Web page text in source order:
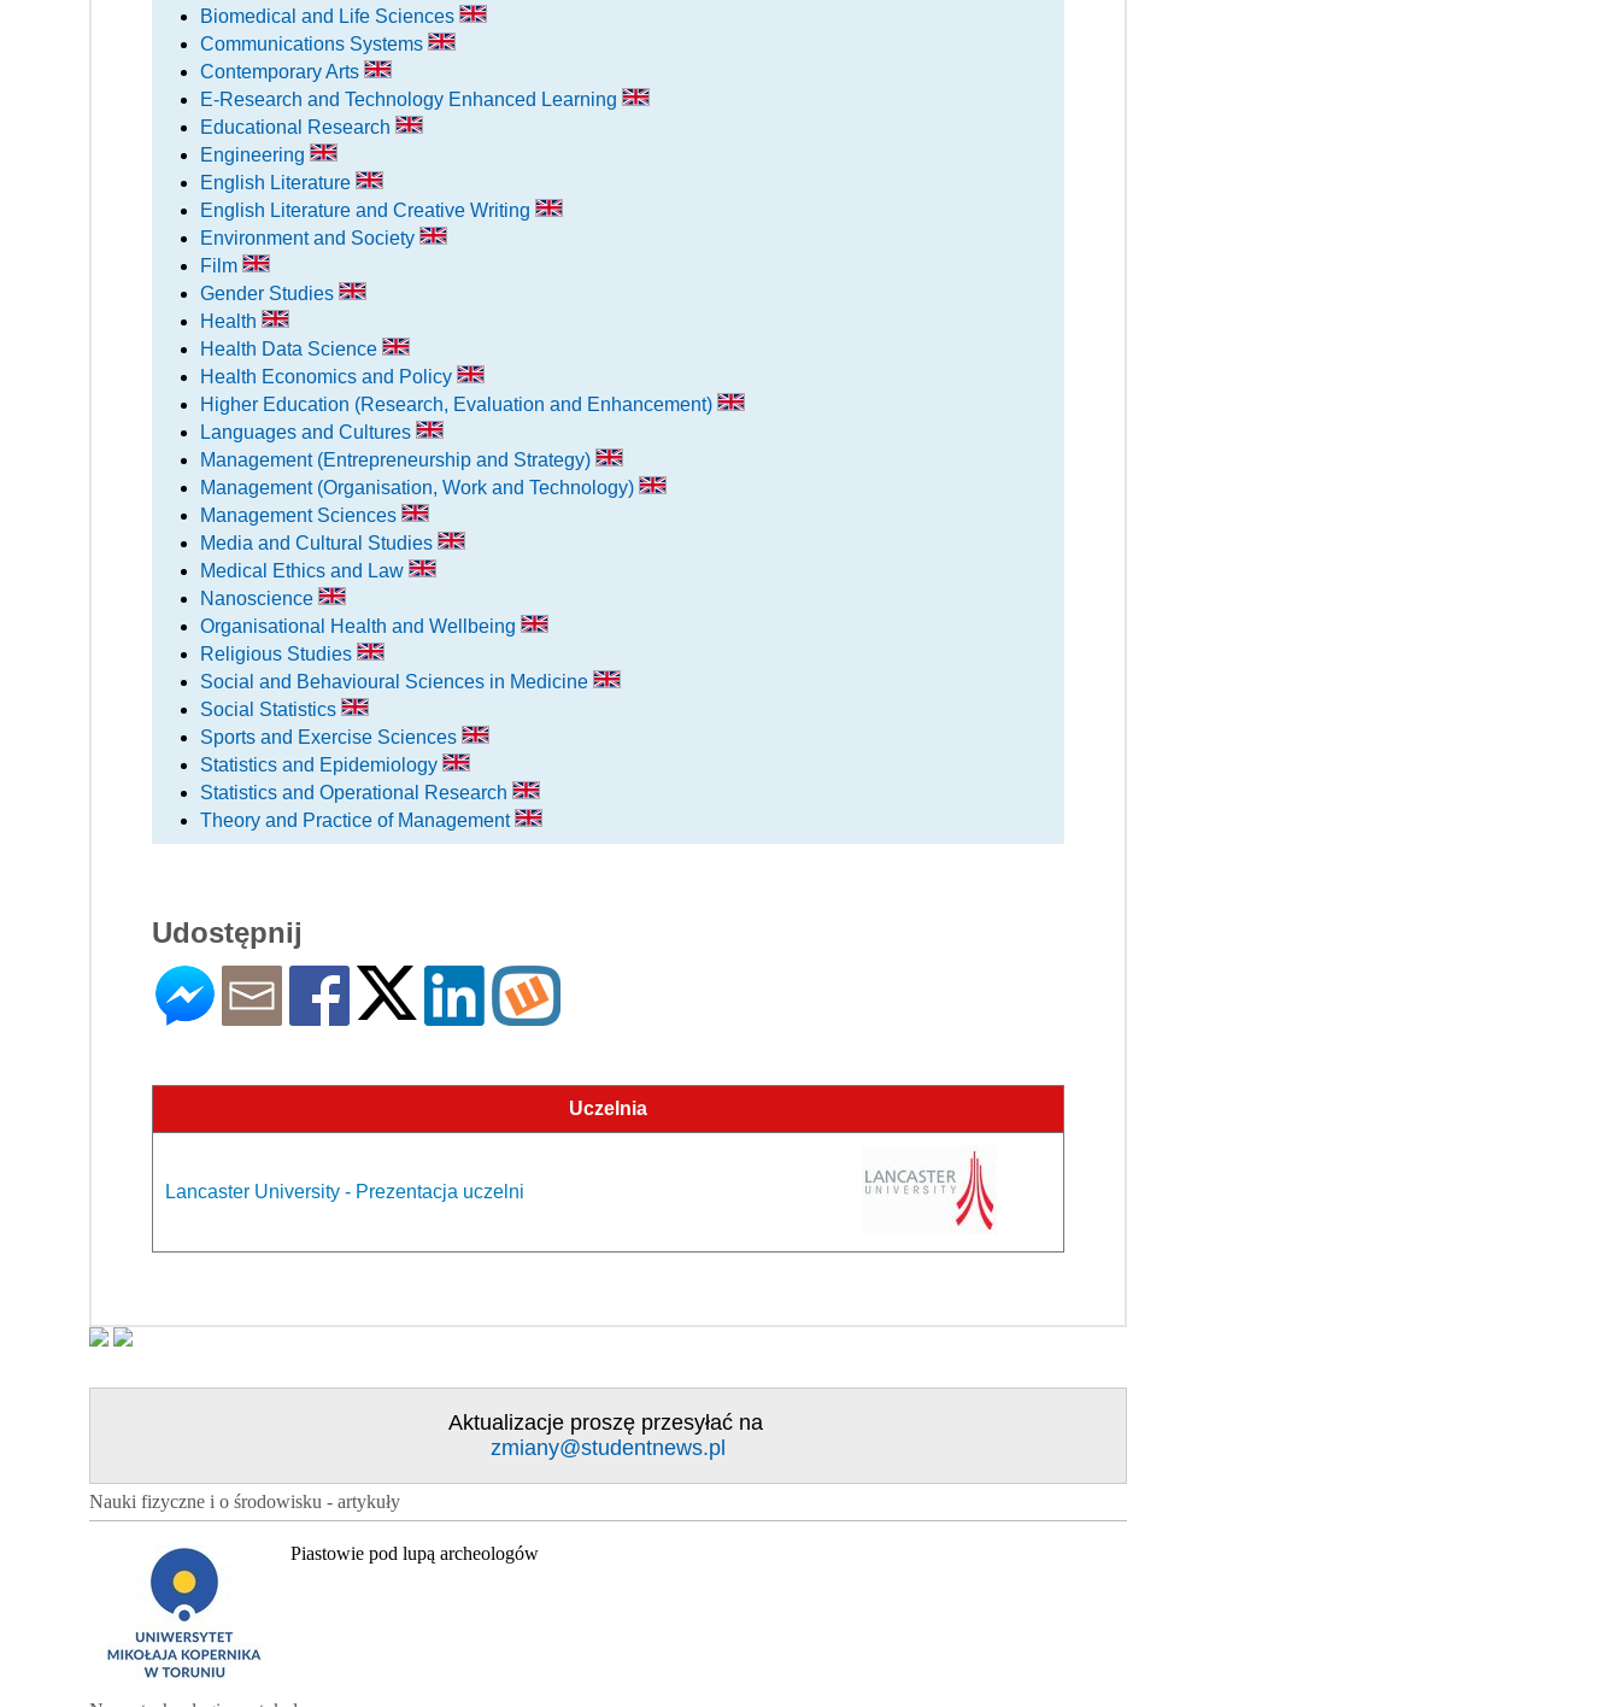
Biomedical and Life Sciences
Communications Systems
Contemporary Arts
E-Research and Technology Enhanced Learning
Educational Research
Engineering
English Literature
English Literature and Creative Writing
Environment and Society
Film
Gender Studies
Health
Health Data Science
Health Economics and Policy
Higher Education (Research, Evaluation and Enhancement)
Languages and Cultures
Management (Entrepreneurship and Strategy)
Management (Organisation, Work and Technology)
Management Sciences
Media and Cultural Studies
Medical Ethics and Law
Nanoscience
Organisational Health and Wellbeing
Religious Studies
Social and Behavioural Sciences in Medicine
Social Statistics
Sports and Exercise Sciences
Statistics and Epidemiology
Statistics and Operational Research
Theory and Practice of Management
Udostępnij
Uczelnia
Lancaster University - Prezentacja uczelni
Aktualizacje proszę przesyłać na
zmiany@studentnews.pl
Nauki fizyczne i o środowisku - artykuły
Piastowie pod lupą archeologów